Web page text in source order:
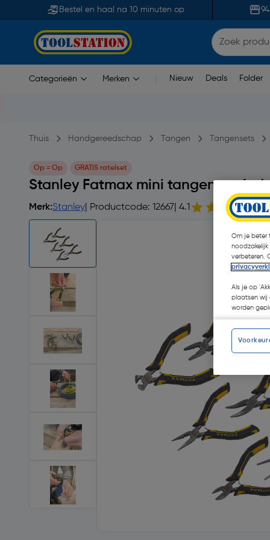
Bestel en haal na 10 minuten op
Categorieën Merken Nieuw Deals Folder
Thuis Handgereedschap Tangen Tangensets
Op = Op GRATIS ratelset
Stanley Fatmax mini tangenset 6-
Merk:Stanley | Productcode: 12667 | 4.1
Om je beter
verbeteren.
Als je op
plaatsen wij
worden